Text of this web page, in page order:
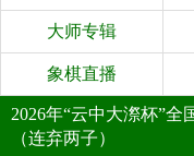
大师专辑
象棋直播
2026年“云中大漈杯”
（连弃两子）